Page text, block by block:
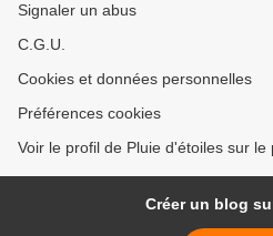
Signaler un abus
C.G.U.
Cookies et données personnelles
Préférences cookies
Voir le profil de Pluie d'étoiles sur le
Créer un blog